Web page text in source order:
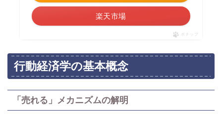
楽天市場
ポチップ
行動経済学の基本概念
「売れる」メカニズムの解明